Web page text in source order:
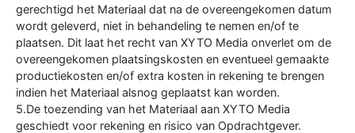
gerechtigd het Materiaal dat na de overeengekomen datum
wordt geleverd, niet in behandeling te nemen en/of te
plaatsen. Dit laat het recht van XYTO Media onverlet om de
overeengekomen plaatsingskosten en eventueel gemaakte
productiekosten en/of extra kosten in rekening te brengen
indien het Materiaal alsnog geplaatst kan worden.
5.De toezending van het Materiaal aan XYTO Media
geschiedt voor rekening en risico van Opdrachtgever.